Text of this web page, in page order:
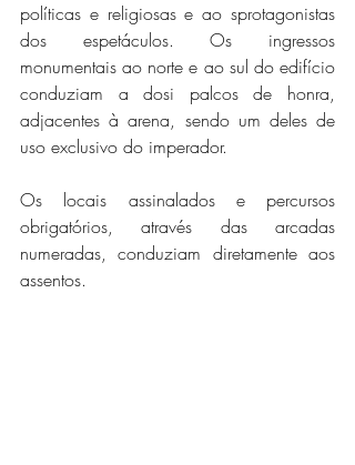
políticas e religiosas e ao sprotagonistas
dos espetáculos. Os ingressos
monumentais ao norte e ao sul do edifício
conduziam a dosi palcos de honra,
adjacentes à arena, sendo um deles de
uso exclusivo do imperador.
Os locais assinalados e percursos
obrigatórios, através das arcadas
numeradas, conduziam diretamente aos
assentos.